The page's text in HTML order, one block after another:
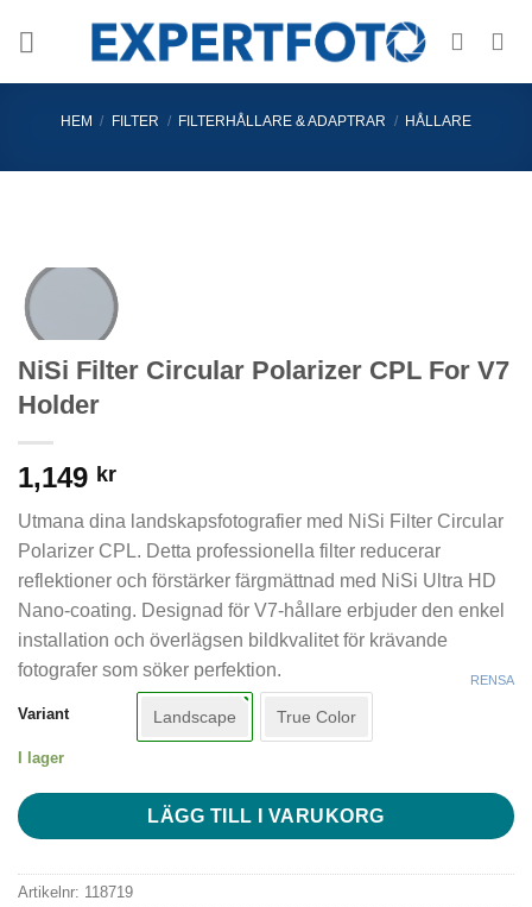
HEM / FILTER / FILTERHÅLLARE & ADAPTRAR / HÅLLARE
NiSi Filter Circular Polarizer CPL For V7
Holder
1,149 kr
Utmana dina landskapsfotografier med NiSi Filter Circular
Polarizer CPL. Detta professionella filter reducerar
reflektioner och förstärker färgmättnad med NiSi Ultra HD
Nano-coating. Designad för V7-hållare erbjuder den enkel
installation och överlägsen bildkvalitet för krävande
fotografer som söker perfektion.
Variant Landscape True Color
RENSA
I lager
LÄGG TILL I VARUKORG
Artikelnr: 118719